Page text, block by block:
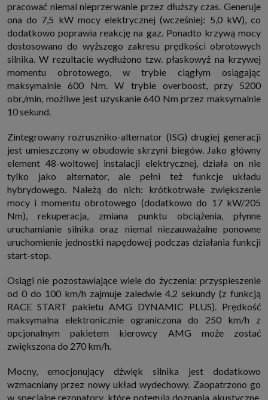
pracować niemal nieprzerwanie przez dłuższy czas. Generuje
ona do 7,5 kW mocy elektrycznej (wcześniej: 5,0 kW), co
dodatkowo poprawia reakcję na gaz. Ponadto krzywą mocy
dostosowano do wyższego zakresu prędkości obrotowych
silnika. W rezultacie wydłużono tzw. płaskowyż na krzywej
momentu obrotowego, w trybie ciągłym osiągając
maksymalnie 600 Nm. W trybie overboost, przy 5200
obr./min, możliwe jest uzyskanie 640 Nm przez maksymalnie
10 sekund.
Zintegrowany rozruszniko-alternator (ISG) drugiej generacji
jest umieszczony w obudowie skrzyni biegów. Jako główny
element 48-woltowej instalacji elektrycznej, działa on nie
tylko jako alternator, ale pełni też funkcje układu
hybrydowego. Należą do nich: krótkotrwałe zwiększenie
mocy i momentu obrotowego (dodatkowo do 17 kW/205
Nm), rekuperacja, zmiana punktu obciążenia, płynne
uruchamianie silnika oraz niemal niezauważalne ponowne
uruchomienie jednostki napędowej podczas działania funkcji
start-stop.
Osiągi nie pozostawiające wiele do życzenia: przyspieszenie
od 0 do 100 km/h zajmuje zaledwie 4,2 sekundy (z funkcją
RACE START pakietu AMG DYNAMIC PLUS). Prędkość
maksymalna elektronicznie ograniczona do 250 km/h z
opcjonalnym pakietem kierowcy AMG może zostać
zwiększona do 270 km/h.
Mocny, emocjonujący dźwięk silnika jest dodatkowo
wzmacniany przez nowy układ wydechowy. Zaopatrzono go
w specjalne rezonatory, które potęgują doznania akustyczne.